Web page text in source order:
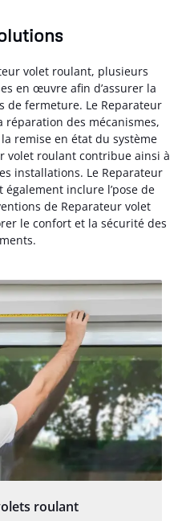
volet roulant, plusieurs
en œuvre afin d’assurer la
de fermeture. Le Reparateur
des mécanismes,
remise en état du système
volet roulant contribue ainsi à
installations. Le Reparateur
inclure l’pose de
de Reparateur volet
le confort et la sécurité des
roulant